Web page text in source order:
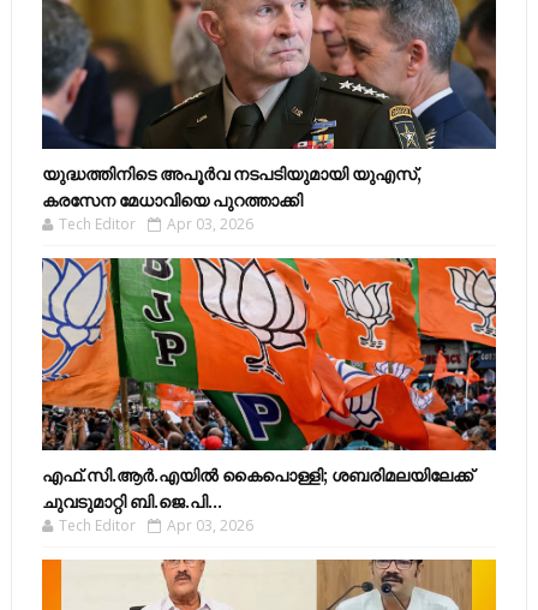
യുദ്ധത്തിനിടെ അപൂർവ നടപടിയുമായി യുഎസ്,
കരസേന മേധാവിയെ പുറത്താക്കി
Tech Editor Apr 03, 2026
എഫ്​.സി.ആർ.എയിൽ കൈപൊള്ളി; ശബരിമലയിലേക്ക്​
ചുവടുമാറ്റി ബി.ജെ.പി...
Tech Editor Apr 03, 2026